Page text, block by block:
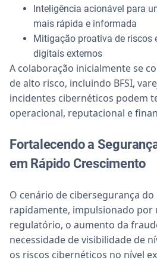
Inteligência acionável para
mais rápida e informada
Mitigação proativa de riscos
digitais externos
A colaboração inicialmente se
de alto risco, incluindo BFSI,
incidentes cibernéticos podem
operacional, reputacional e
Fortalecendo a
em Rápido Crescimento
O cenário de cibersegurança
rapidamente, impulsionado por
regulatório, o aumento da
necessidade de visibilidade de
os riscos cibernéticos no nível